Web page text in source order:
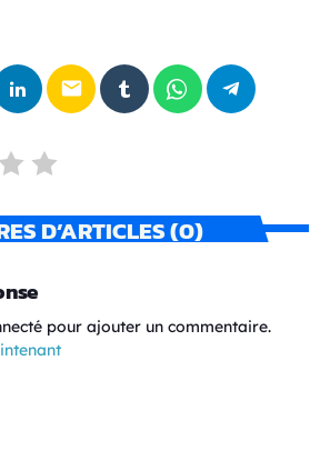
email
D’ARTICLES (0)
pour ajouter un commentaire.